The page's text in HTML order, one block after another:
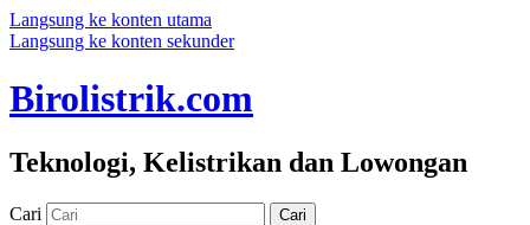
Langsung ke konten utama
Langsung ke konten sekunder
Birolistrik.com
Teknologi, Kelistrikan dan Lowongan
Cari